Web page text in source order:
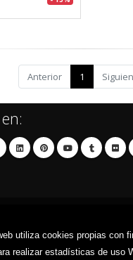
utiliza cookies propias con
realizar estadísticas de uso
Anterior 1